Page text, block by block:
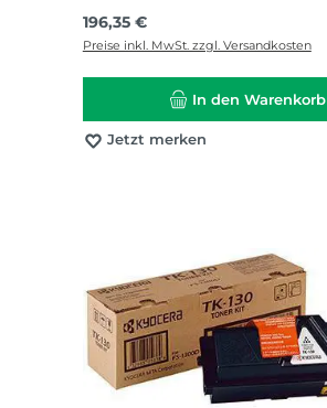
Regulärer Preis:
196,35 €
Preise inkl. MwSt. zzgl. Versandkosten
In den Warenkorb
Jetzt merken